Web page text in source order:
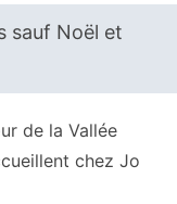
sauf Noël et
de la Vallée
chez Jo